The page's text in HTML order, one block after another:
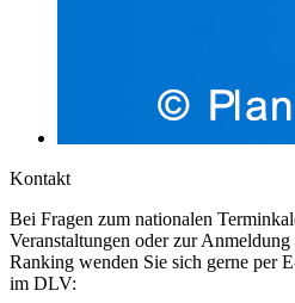
Kontakt
Bei Fragen zum nationalen
Veranstaltungen oder zur
Ranking wenden Sie sich gerne per
im DLV: